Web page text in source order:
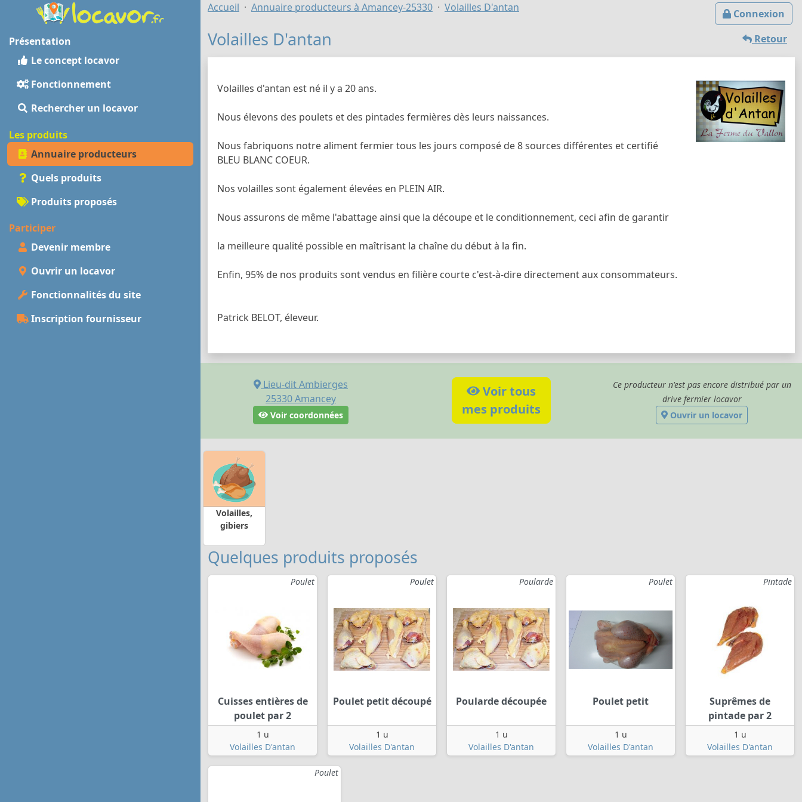
Présentation
Le concept locavor
Fonctionnement
Rechercher un locavor
Les produits
Annuaire producteurs
Quels produits
Produits proposés
Participer
Devenir membre
Ouvrir un locavor
Fonctionnalités du site
Inscription fournisseur
Connexion
Accueil Annuaire producteurs à Amancey-25330 Volailles D'antan
Retour
Volailles D'antan
Volailles d'antan est né il y a 20 ans.
Nous élevons des poulets et des pintades fermières dès leurs naissances.
Nous fabriquons notre aliment fermier tous les jours composé de 8 sources différentes et certifié
BLEU BLANC COEUR.
Nos volailles sont également élevées en PLEIN AIR.
Nous assurons de même l'abattage ainsi que la découpe et le conditionnement, ceci afin de garantir
la meilleure qualité possible en maîtrisant la chaîne du début à la fin.
Enfin, 95% de nos produits sont vendus en filière courte c'est-à-dire directement aux consommateurs.
Patrick BELOT, éleveur.
Lieu-dit Ambierges
25330Amancey
Voir coordonnées
Voir tous
mes produits
Ce producteur n'est pas encore distribué par un
drive fermier locavor
Ouvrir un locavor
Volailles,
gibiers
Quelques produits proposés
Poulet
Cuisses entières de
poulet par 2
1 u
Volailles D'antan
Poulet
Poulet petit découpé
1 u
Volailles D'antan
Poularde
Poularde découpée
1 u
Volailles D'antan
Poulet
Poulet petit
1 u
Volailles D'antan
Pintade
Suprêmes de
pintade par 2
1 u
Volailles D'antan
Poulet